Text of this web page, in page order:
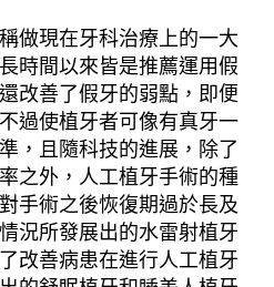
做現在牙科治療上的一大
時間以來皆是推薦運用假
改善了假牙的弱點，即便
過使植牙者可像有真牙一
，且隨科技的進展，除了
之外，人工植牙手術的種
手術之後恢復期過於長及
況所發展出的水雷射植牙
改善病患在進行人工植牙